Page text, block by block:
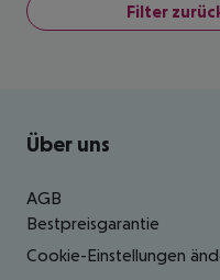
Filter
Footer navigation
Über uns
AGB
Bestpreisgarantie
Cookie-Einstellungen